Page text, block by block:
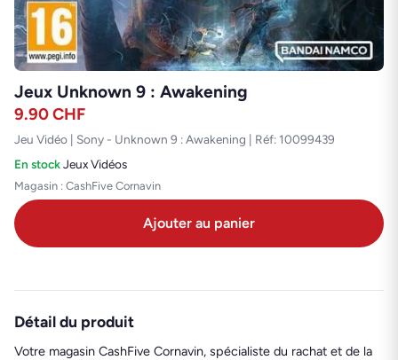
Jeux Unknown 9 : Awakening
9.90CHF
Jeu Vidéo | Sony - Unknown 9 : Awakening | Réf: 10099439
En stock·Jeux Vidéos
Magasin : CashFive Cornavin
Ajouter au panier
Détail du produit
Votre magasin CashFive Cornavin, spécialiste du rachat et de la